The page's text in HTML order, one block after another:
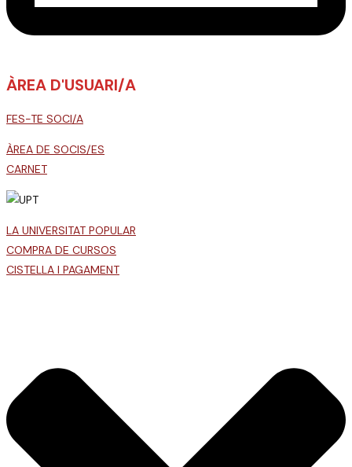
ÀREA D'USUARI/A
FES-TE SOCI/A
ÀREA DE SOCIS/ES
CARNET
LA UNIVERSITAT POPULAR
COMPRA DE CURSOS
CISTELLA I PAGAMENT